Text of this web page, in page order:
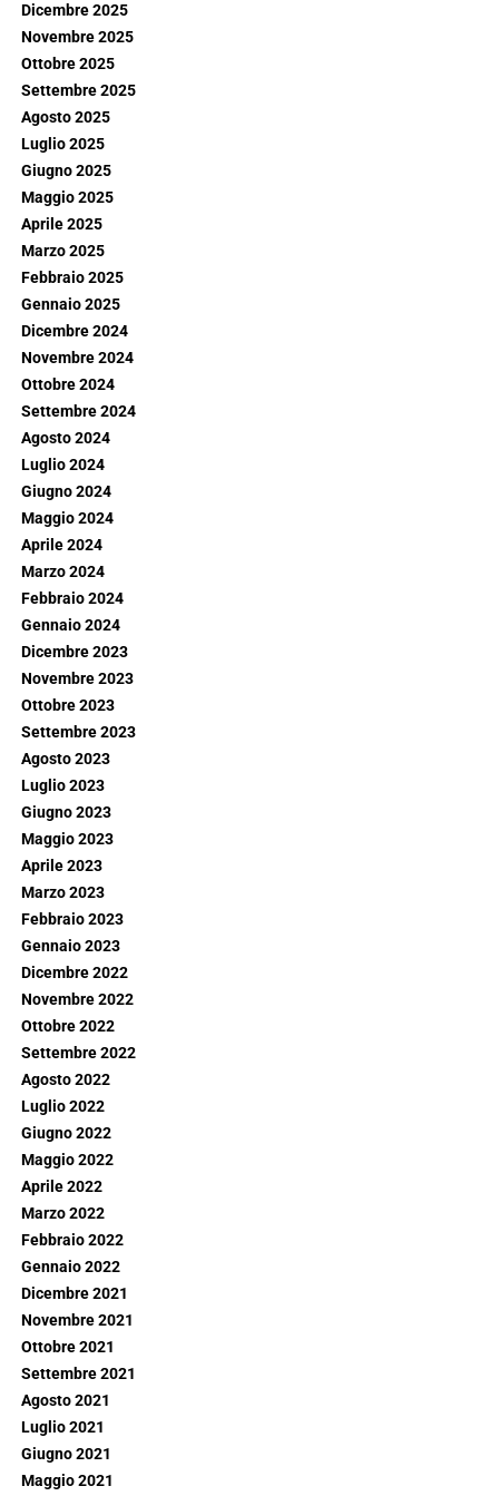
Dicembre 2025
Novembre 2025
Ottobre 2025
Settembre 2025
Agosto 2025
Luglio 2025
Giugno 2025
Maggio 2025
Aprile 2025
Marzo 2025
Febbraio 2025
Gennaio 2025
Dicembre 2024
Novembre 2024
Ottobre 2024
Settembre 2024
Agosto 2024
Luglio 2024
Giugno 2024
Maggio 2024
Aprile 2024
Marzo 2024
Febbraio 2024
Gennaio 2024
Dicembre 2023
Novembre 2023
Ottobre 2023
Settembre 2023
Agosto 2023
Luglio 2023
Giugno 2023
Maggio 2023
Aprile 2023
Marzo 2023
Febbraio 2023
Gennaio 2023
Dicembre 2022
Novembre 2022
Ottobre 2022
Settembre 2022
Agosto 2022
Luglio 2022
Giugno 2022
Maggio 2022
Aprile 2022
Marzo 2022
Febbraio 2022
Gennaio 2022
Dicembre 2021
Novembre 2021
Ottobre 2021
Settembre 2021
Agosto 2021
Luglio 2021
Giugno 2021
Maggio 2021